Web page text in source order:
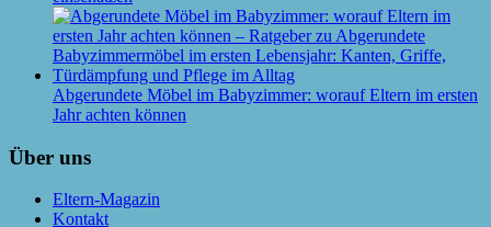
Abgerundete Möbel im Babyzimmer: worauf Eltern im ersten
Jahr achten können
Über uns
Eltern-Magazin
Kontakt